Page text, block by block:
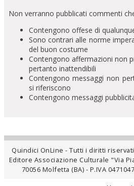
Non verranno pubblicati commenti
Contengono offese di
Sono contrari alle norme
del buon costume
Contengono affermazioni non
pertanto inattendibili
Contengono messaggi non
si riferiscono
Contengono messaggi
Quindici OnLine - Tutti i diritti
Editore Associazione Culturale "Via
70056 Molfetta (BA) - P.IVA